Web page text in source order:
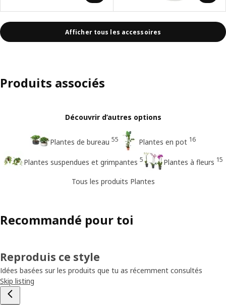
Afficher tous les accessoires
Produits associés
Découvrir d’autres options
Plantes de bureau 55 Plantes en pot 16
Plantes suspendues et grimpantes 5 Plantes à fleurs 15
Tous les produits Plantes
Recommandé pour toi
Reproduis ce style
Idées basées sur les produits que tu as récemment consultés
Skip listing